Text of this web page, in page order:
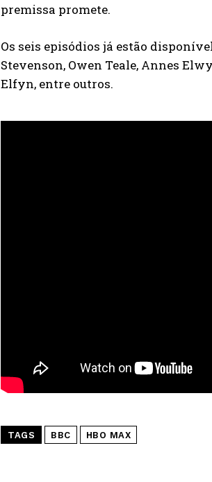
premissa promete.
Os seis episódios já estão
Stevenson, Owen Teale, Annes
Elfyn, entre outros.
TAGS BBC HBO MAX